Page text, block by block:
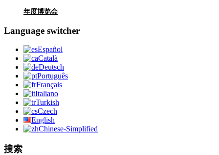
年度博览会
Language switcher
Español
Català
Deutsch
Português
Français
Italiano
Turkish
Czech
English
Chinese-Simplified
搜索